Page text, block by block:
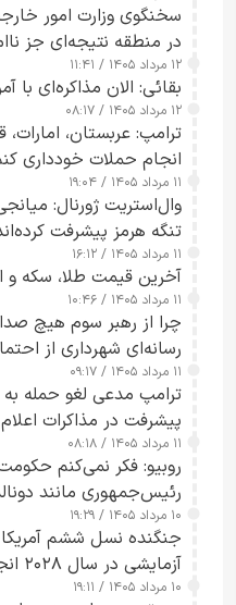
سخنگوی وزارت امور
در منطقه نتیجه‌ای جز
۱۲ مرداد ۱۴۰۵ / ۱۱:۴۱
بقائی: الان مذاکره‌ای با
۱۲ مرداد ۱۴۰۵ / ۰۸:۱۷
ترامپ: عربستان،
انجام حملات خودداری
۱۱ مرداد ۱۴۰۵ / ۱۹:۰۴
وال‌استریت ژورنال:
تنگه هرمز پیشرفت
۱۱ مرداد ۱۴۰۵ / ۱۶:۱۲
آخرین قیمت طلا، سکه و ارز یکشنبه
۱۱ مرداد ۱۴۰۵ / ۱۰:۴۶
چرا از رهبر سوم هیچ
رسانه‌ای شهرداری از
جاسوسی گفت
۱۱ مرداد ۱۴۰۵ / ۰۹:۱۷
ترامپ مدعی
پیشرفت در مذاکرات
۱۱ مرداد ۱۴۰۵ / ۰۸:۱۸
روبیو: فکر نمی‌کنم حکومت
رئیس‌جمهوری مانند
کسی که واقعاً دست به
۱۰ مرداد ۱۴۰۵ / ۱۹:۲۹
آزمایشی در سال ۲۰۲۸ انجام می‌شود
۱۰ مرداد ۱۴۰۵ / ۱۹:۱۱